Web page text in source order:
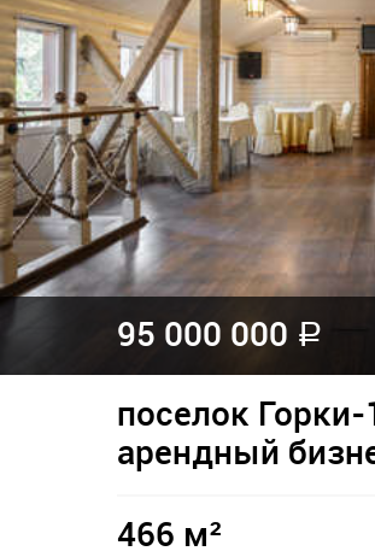
95 000 000 a
поселок
арендный
466 м²